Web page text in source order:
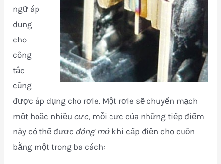
ngữ áp
dụng
cho
công
tắc
cũng
được áp dụng cho rơle. Một rơle sẽ chuyển mạch
một hoặc nhiều cực, mỗi cực của những tiếp điểm
này có thể được đóng mởkhi cấp điện cho cuộn
bằng một trong ba cách: